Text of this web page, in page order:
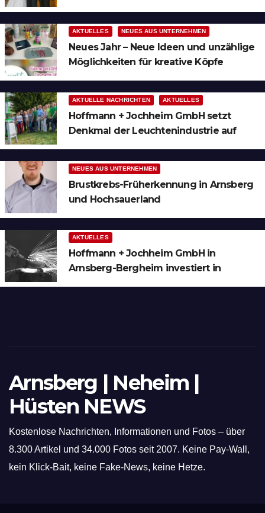
AKTUELLES NEUES AUS UNTERNEHMEN
Neues Jahr – Neue Ideen und unzählige
Möglichkeiten für kreative Köpfe
AKTUELLE NACHRICHTEN AKTUELLES
Hoffmann + Jochheim GmbH setzt
Denkmal der Leuchtenindustrie auf
NEUES AUS UNTERNEHMEN
Brustkrebs-Früherkennung in Arnsberg
und Hochsauerland
AKTUELLES
Hoffmann + Jochheim GmbH in
Arnsberg-Bergheim investiert in
Arnsberg | Neheim |
Hüsten NEWS
Kostenlose Nachrichten, Informationen und Fotos – über
8.300 Artikel und 34.000 Fotos seit 2007. Keine Pay-Wall,
kein Klick-Bait, keine Fake-News, keine Hetze.